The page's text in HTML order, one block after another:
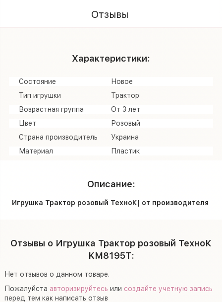
Отзывы
Характеристики:
Состояние
Новое
Тип игрушки
Трактор
Возрастная группа
От 3 лет
Цвет
Розовый
Страна производитель
Украина
Материал
Пластик
Описание:
Игрушка Трактор розовый ТехноК| от производителя
Отзывы о Игрушка Трактор розовый ТехноК
KM8195T:
Нет отзывов о данном товаре.
Пожалуйста авторизируйтесь или создайте учетную запись
перед тем как написать отзыв